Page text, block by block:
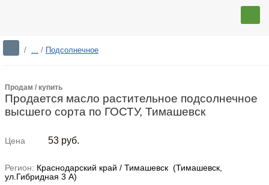
/ ... / Подсолнечное
Продам / купить
Продается масло растительное подсолнечное
высшего сорта по ГОСТУ, Тимашевск
Цена 53 руб.
Регион: Краснодарский край / Тимашевск (Тимашевск,
ул.Гибридная 3 А)